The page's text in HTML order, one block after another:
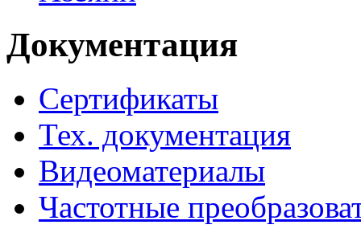
Документация
Сертификаты
Тех. документация
Видеоматериалы
Частотные